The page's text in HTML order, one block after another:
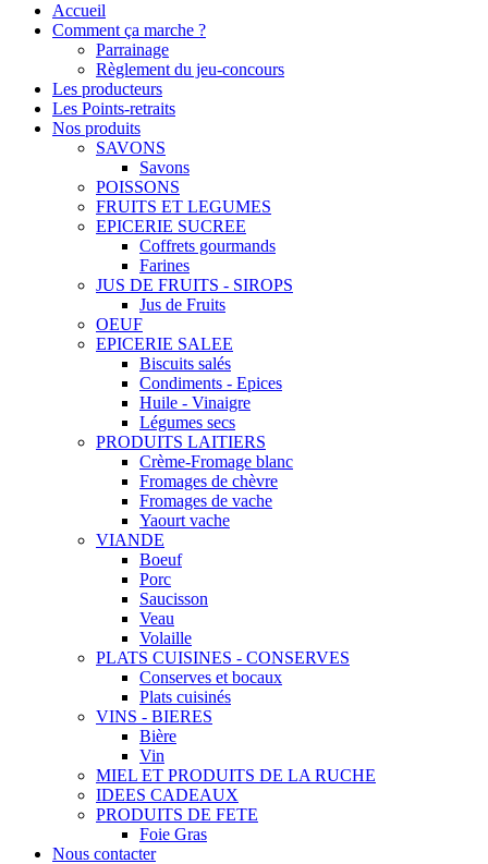
Accueil
Comment ça marche ?
Parrainage
Règlement du jeu-concours
Les producteurs
Les Points-retraits
Nos produits
SAVONS
Savons
POISSONS
FRUITS ET LEGUMES
EPICERIE SUCREE
Coffrets gourmands
Farines
JUS DE FRUITS - SIROPS
Jus de Fruits
OEUF
EPICERIE SALEE
Biscuits salés
Condiments - Epices
Huile - Vinaigre
Légumes secs
PRODUITS LAITIERS
Crème-Fromage blanc
Fromages de chèvre
Fromages de vache
Yaourt vache
VIANDE
Boeuf
Porc
Saucisson
Veau
Volaille
PLATS CUISINES - CONSERVES
Conserves et bocaux
Plats cuisinés
VINS - BIERES
Bière
Vin
MIEL ET PRODUITS DE LA RUCHE
IDEES CADEAUX
PRODUITS DE FETE
Foie Gras
Nous contacter